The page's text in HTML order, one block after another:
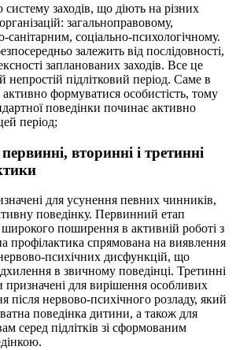
заходів, що діють на різних
загальноправовому,
соціально-психологічному.
залежить від послідовності,
запланованих заходів. Все це
непростій підлітковий період. Саме в
формуватися особистість, тому
поведінки починає активно
період;
вторинні і третинні
для усунення певних чинників,
поведінку. Первинний етап
поширення в активній роботі з
профілактика спрямована на виявлення
психічних дисфункцій, що
в звичному поведінці. Третинні
призначені для вирішення особливих
після нервово-психічного розладу, який
поведінка дитини, а також для
серед підлітків зі сформованим